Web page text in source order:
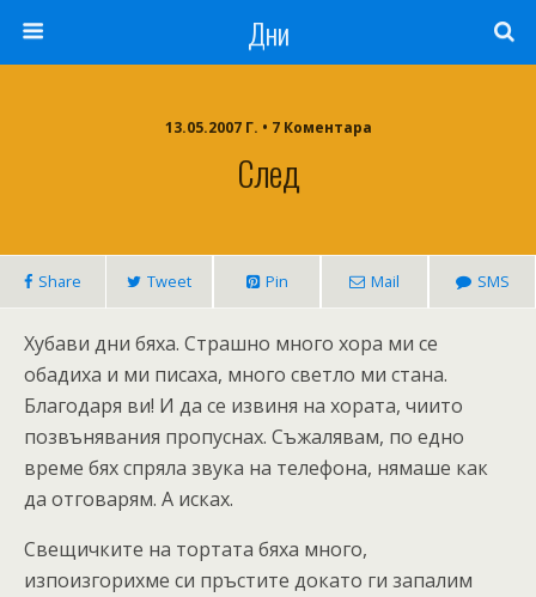
Дни
13.05.2007 Г. • 7 Коментара
След
Share Tweet Pin Mail SMS
Хубави дни бяха. Страшно много хора ми се
обадиха и ми писаха, много светло ми стана.
Благодаря ви! И да се извиня на хората, чиито
позвънявания пропуснах. Съжалявам, по едно
време бях спряла звука на телефона, нямаше как
да отговарям. А исках.
Свещичките на тортата бяха много,
изпоизгорихме си пръстите докато ги запалим